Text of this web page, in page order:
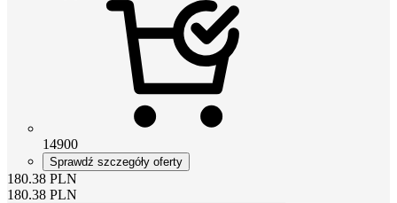
14900
Sprawdź szczegóły oferty
180.38 PLN
180.38 PLN